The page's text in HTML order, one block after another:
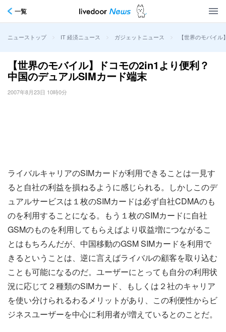
一覧
ニューストップ > IT 経済ニュース > ガジェットニュース > 【世界のモバイ
【世界のモバイル】ドコモの2in1より便利？
中国のデュアルSIMカード端末
2007年8月23日 10時0分
ライバルキャリアのSIMカードが利用できることは一見す
ると自社の利益を損ねるように感じられる。しかしこのデ
ュアルサービスは１枚のSIMカードは必ず自社CDMAのも
のを利用することになる。もう１枚のSIMカードに自社
GSMのものを利用してもらえばより収益増につながるこ
とはもちろんだが、中国移動のGSM SIMカードを利用で
きるということは、逆に言えばライバルの顧客を取り込む
ことも可能になるのだ。ユーザーにとっても自分の利用状
況に応じて２種類のSIMカード、もしくは２社のキャリア
を使い分けられるわるメリットがあり、この利便性からビ
ジネスユーザーを中心に利用者が増えているとのことだ。